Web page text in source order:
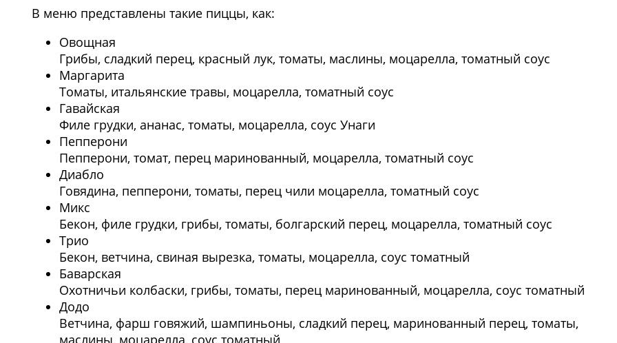
В меню представлены такие пиццы, как:
Овощная
Грибы, сладкий перец, красный лук, томаты, маслины, моцарелла, томатный соус
Маргарита
Томаты, итальянские травы, моцарелла, томатный соус
Гавайская
Филе грудки, ананас, томаты, моцарелла, соус Унаги
Пепперони
Пепперони, томат, перец маринованный, моцарелла, томатный соус
Диабло
Говядина, пепперони, томаты, перец чили моцарелла, томатный соус
Микс
Бекон, филе грудки, грибы, томаты, болгарский перец, моцарелла, томатный соус
Трио
Бекон, ветчина, свиная вырезка, томаты, моцарелла, соус томатный
Баварская
Охотничьи колбаски, грибы, томаты, перец маринованный, моцарелла, соус томатный
Додо
Ветчина, фарш говяжий, шампиньоны, сладкий перец, маринованный перец, томаты,
маслины, моцарелла, соус томатный